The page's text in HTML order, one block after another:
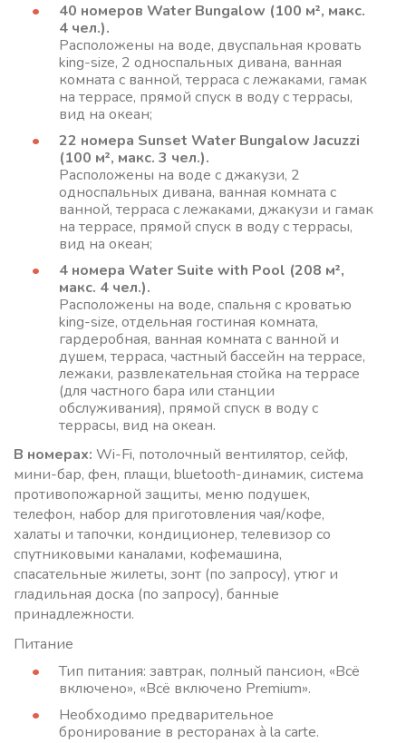
40 номеров Water Bungalow (100 м², макс.
4 чел.).
Расположены на воде, двуспальная кровать
king-size, 2 односпальных дивана, ванная
комната с ванной, терраса с лежаками, гамак
на террасе, прямой спуск в воду с террасы,
вид на океан;
22 номера Sunset Water Bungalow Jacuzzi
(100 м², макс. 3 чел.).
Расположены на воде с джакузи, 2
односпальных дивана, ванная комната с
ванной, терраса с лежаками, джакузи и гамак
на террасе, прямой спуск в воду с террасы,
вид на океан;
4 номера Water Suite with Pool (208 м²,
макс. 4 чел.).
Расположены на воде, спальня с кроватью
king-size, отдельная гостиная комната,
гардеробная, ванная комната с ванной и
душем, терраса, частный бассейн на террасе,
лежаки, развлекательная стойка на террасе
(для частного бара или станции
обслуживания), прямой спуск в воду с
террасы, вид на океан.
В номерах: Wi-Fi, потолочный вентилятор, сейф,
мини-бар, фен, плащи, bluetooth-динамик, система
противопожарной защиты, меню подушек,
телефон, набор для приготовления чая/кофе,
халаты и тапочки, кондиционер, телевизор со
спутниковыми каналами, кофемашина,
спасательные жилеты, зонт (по запросу), утюг и
гладильная доска (по запросу), банные
принадлежности.
Питание
Тип питания: завтрак, полный пансион, «Всё
включено», «Всё включено Premium».
Необходимо предварительное
бронирование в ресторанах à la carte.